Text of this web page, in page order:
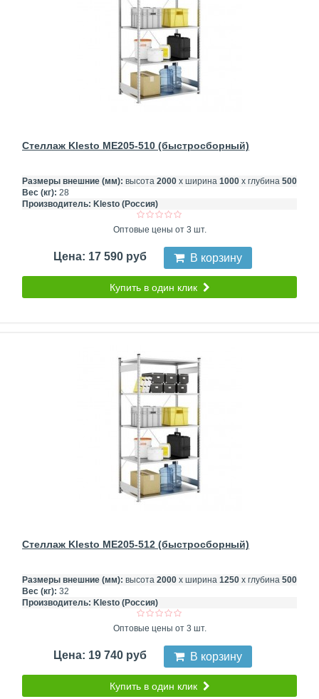
Стеллаж Klesto ME205-510 (быстросборный)
Размеры внешние (мм): высота 2000 х ширина 1000 х глубина 500
Вес (кг): 28
Производитель: Klesto (Россия)
Оптовые цены от 3 шт.
Цена: 17 590 руб В корзину
Купить в один клик
Стеллаж Klesto ME205-512 (быстросборный)
Размеры внешние (мм): высота 2000 х ширина 1250 х глубина 500
Вес (кг): 32
Производитель: Klesto (Россия)
Оптовые цены от 3 шт.
Цена: 19 740 руб В корзину
Купить в один клик